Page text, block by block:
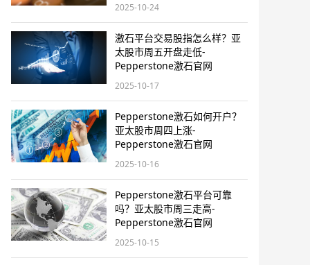
2025-10-24
激石平台交易股指怎么样？亚
太股市周五开盘走低-
Pepperstone激石官网
2025-10-17
Pepperstone激石如何开户？
亚太股市周四上涨-
Pepperstone激石官网
2025-10-16
Pepperstone激石平台可靠
吗？亚太股市周三走高-
Pepperstone激石官网
2025-10-15